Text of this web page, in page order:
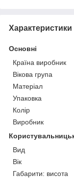
Характеристики
Основні
Країна виробник
Вікова група
Матеріал
Упаковка
Колір
Виробник
Вид
Вік
Габарити: висота